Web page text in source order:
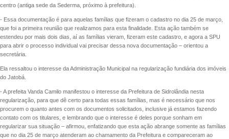
centro (antiga sede da Sederma, próximo à prefeitura).
- Essa documentação é para aquelas famílias que fizeram o cadastro no dia 25 de março,
que foi a primeira reunião que realizamos para esta finalidade. Esta ação também se
estendeu por mais dois dias, aí as famílias vieram, fizeram este cadastro, e agora a SPU
para abrir o processo individual vai precisar dessa nova documentação – orientou a
secretária.
Ela ressaltou o interesse da Administração Municipal na regularização fundiária dos imóveis
do Jatobá.
- A prefeita Vanda Camilo manifestou o interesse da Prefeitura de Sidrolândia nesta
regularização, para que dê certo para todas essas famílias, mas é necessário que nos
procurem o quanto antes com os documentos solicitados, inclusive já estamos fazendo
contato com os titulares, e lembrando que o interesse é deles porque sonham em
regularizar sua situação – afirmou, enfatizando que esta ação abrange somente as famílias
que no dia 25 de março atenderam ao chamamento da Prefeitura e compareceram ao